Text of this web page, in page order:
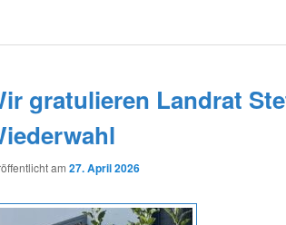
gratulieren Landrat
am 27. April 2026